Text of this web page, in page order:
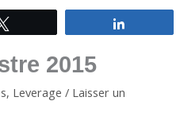
2015
, Leverage / Laisser un